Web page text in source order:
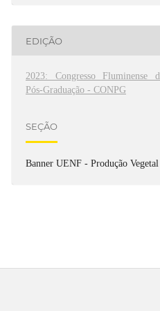
EDIÇÃO
2023: Congresso Fluminense
Pós-Graduação - CONPG
SEÇÃO
Banner UENF - Produção Vegetal